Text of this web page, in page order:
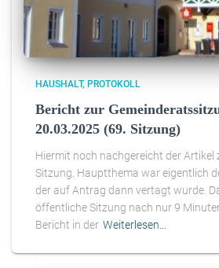
HAUSHALT PROTOKOLL
Bericht zur
20.03.2025 (69. Sitzung)
Hiermit noch nachgereicht der Artikel
Sitzung. Hauptthema war eigentlich
der auf Antrag dann vertagt wurde.
öffentliche Sitzung nach nur 9
Bericht in der Weiterlesen…